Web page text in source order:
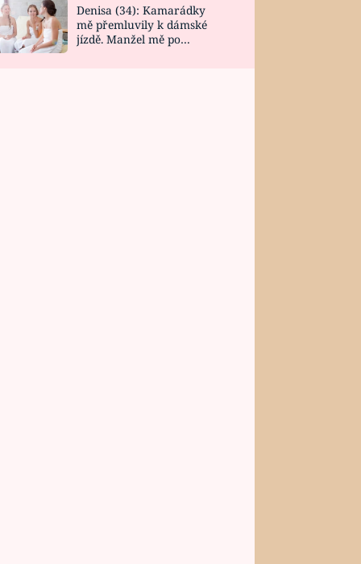
Denisa (34): Kamarádky
mě přemluvily k dámské
jízdě. Manžel mě po